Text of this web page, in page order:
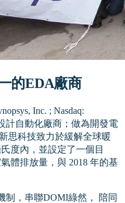
的EDA廠商
Inc. ; Nasdaq:
計自動化廠商；做為開發電
思科技致力於緩解全球暖
度內，並設定了一個目
體排放量，與 2018 年的基
制，串聯DOMI綠然， 陪同